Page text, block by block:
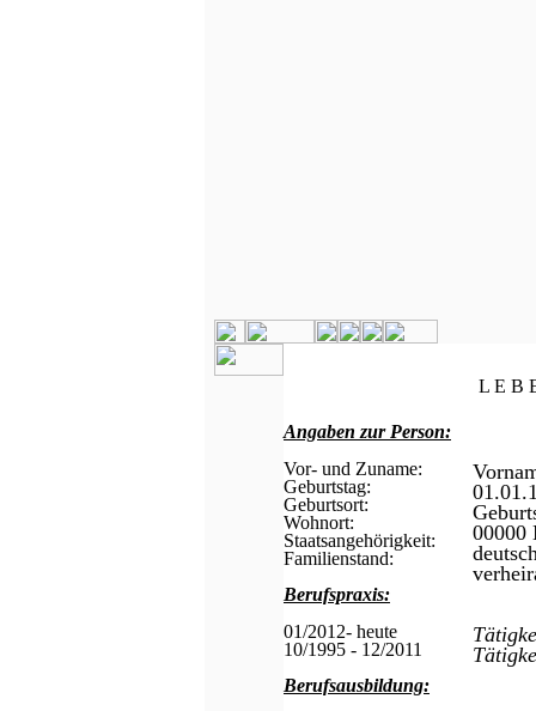
L E B
Angaben zur Person:
Vor- und Zuname:
Geburtstag:
Geburtsort:
Wohnort:
Staatsangehörigkeit:
Familienstand:
00000
Berufspraxis:
01/2012- heute
10/1995 - 12/2011
Berufsausbildung: